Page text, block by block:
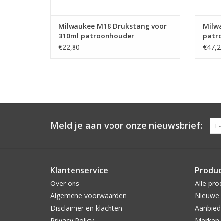
Milwaukee M18 Drukstang voor
310ml patroonhouder
€22,80
Meld je aan voor onze nieuwsbrief:
Klantenservice
Over ons
Algemene voorwaarden
Disclaimer en klachten
Alle